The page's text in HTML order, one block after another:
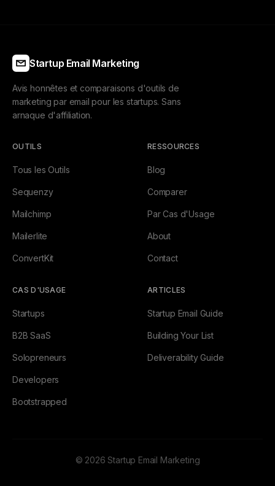
Startup Email Marketing
Avis honnêtes et comparaisons d'outils de
marketing par email pour les startups. Sans
arnaque d'affiliation.
OUTILS
Tous les Outils
Sequenzy
Mailchimp
Mailerlite
ConvertKit
RESSOURCES
Blog
Comparer
Par Cas d'Usage
About
Contact
CAS D'USAGE
Startups
B2B SaaS
Solopreneurs
Developers
Bootstrapped
ARTICLES
Startup Email Guide
Building Your List
Deliverability Guide
© 2026 Startup Email Marketing